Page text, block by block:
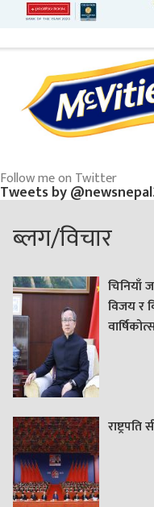
Follow me on Twitter
Tweets by
ब्लग/विचार
चिनियाँ
विजय र